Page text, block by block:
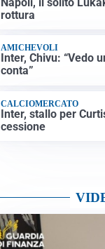
rottura
AMICHEVOLI
Inter, Chivu: “Vedo
conta”
CALCIOMERCATO
Inter, stallo per
cessione